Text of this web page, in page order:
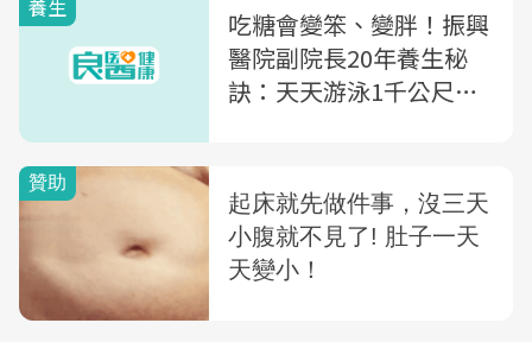
養生
吃糖會變笨、變胖！振興
醫院副院長20年養生秘
訣：天天游泳1千公尺，